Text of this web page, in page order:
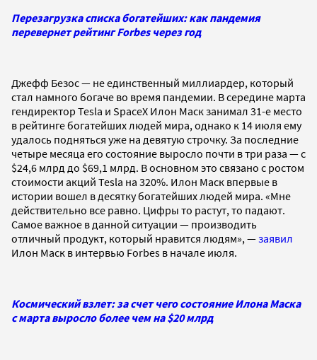
Перезагрузка списка богатейших: как пандемия
перевернет рейтинг Forbes через год
Джефф Безос — не единственный миллиардер, который
стал намного богаче во время пандемии. В середине марта
гендиректор Tesla и SpaceX Илон Маск занимал 31-е место
в рейтинге богатейших людей мира, однако к 14 июля ему
удалось подняться уже на девятую строчку. За последние
четыре месяца его состояние выросло почти в три раза — с
$24,6 млрд до $69,1 млрд. В основном это связано с ростом
стоимости акций Tesla на 320%. Илон Маск впервые в
истории вошел в десятку богатейших людей мира. «Мне
действительно все равно. Цифры то растут, то падают.
Самое важное в данной ситуации — производить
отличный продукт, который нравится людям», —заявил
Илон Маск в интервью Forbes в начале июля.
Космический взлет: за счет чего состояние Илона Маска
с марта выросло более чем на $20 млрд